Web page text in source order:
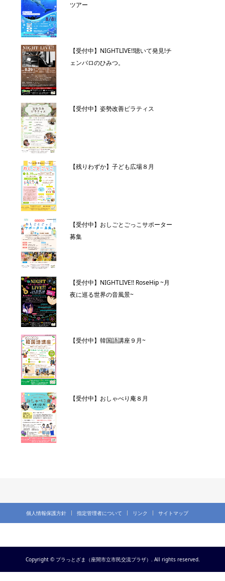
ツアー
【受付中】NIGHTLIVE!!聴いて発見!チ
ェンバロのひみつ。
【受付中】姿勢改善ピラティス
【残りわずか】子ども広場８月
【受付中】おしごとごっこサポーター
募集
【受付中】NIGHTLIVE!! RoseHip ~月
夜に巡る世界の音風景~
【受付中】韓国語講座９月~
【受付中】おしゃべり庵８月
個人情報保護方針 指定管理者について リンク サイトマップ
Copyright © プラっとざま（座間市立市民交流プラザ）. All rights reserved.